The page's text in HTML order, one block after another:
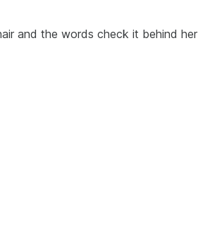
and the words check it behind her